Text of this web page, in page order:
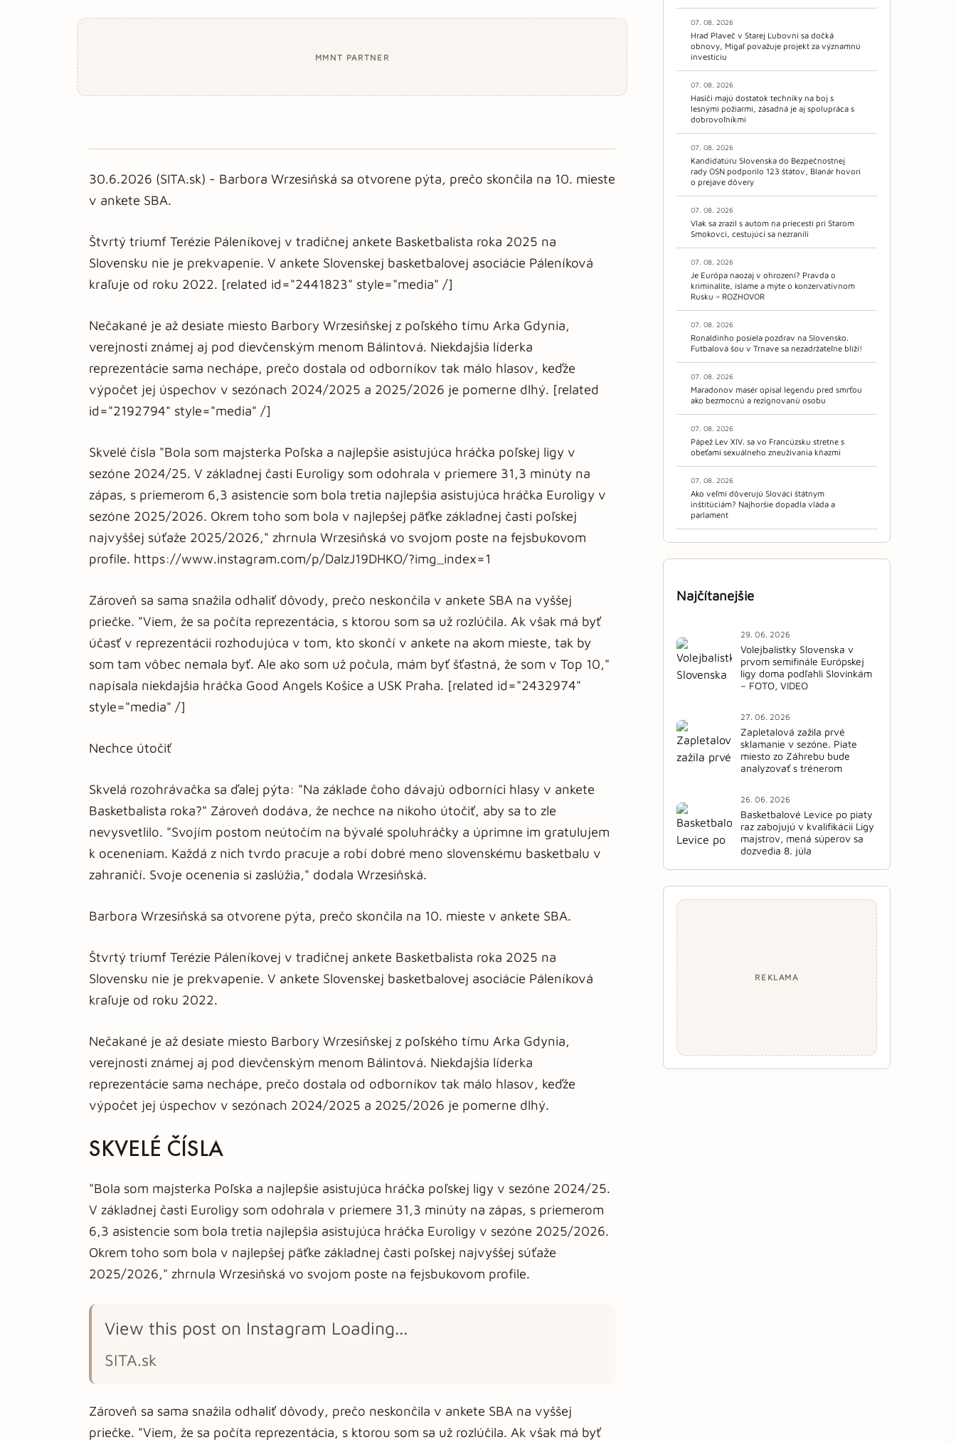
MMNT PARTNER
30.6.2026 (SITA.sk) - Barbora Wrzesiňská sa otvorene pýta, prečo skončila na 10. mieste
v ankete SBA.
Štvrtý triumf Terézie Páleníkovej v tradičnej ankete Basketbalista roka 2025 na
Slovensku nie je prekvapenie. V ankete Slovenskej basketbalovej asociácie Páleníková
kraľuje od roku 2022. [related id="2441823" style="media" /]
Nečakané je až desiate miesto Barbory Wrzesiňskej z poľského tímu Arka Gdynia,
verejnosti známej aj pod dievčenským menom Bálintová. Niekdajšia líderka
reprezentácie sama nechápe, prečo dostala od odborníkov tak málo hlasov, keďže
výpočet jej úspechov v sezónach 2024/2025 a 2025/2026 je pomerne dlhý. [related
id="2192794" style="media" /]
Skvelé čísla "Bola som majsterka Poľska a najlepšie asistujúca hráčka poľskej ligy v
sezóne 2024/25. V základnej časti Euroligy som odohrala v priemere 31,3 minúty na
zápas, s priemerom 6,3 asistencie som bola tretia najlepšia asistujúca hráčka Euroligy v
sezóne 2025/2026. Okrem toho som bola v najlepšej päťke základnej časti poľskej
najvyššej súťaže 2025/2026," zhrnula Wrzesiňská vo svojom poste na fejsbukovom
profile. https://www.instagram.com/p/DaIzJ19DHKO/?img_index=1
Zároveň sa sama snažila odhaliť dôvody, prečo neskončila v ankete SBA na vyššej
priečke. "Viem, že sa počíta reprezentácia, s ktorou som sa už rozlúčila. Ak však má byť
účasť v reprezentácii rozhodujúca v tom, kto skončí v ankete na akom mieste, tak by
som tam vôbec nemala byť. Ale ako som už počula, mám byť šťastná, že som v Top 10,"
napísala niekdajšia hráčka Good Angels Košice a USK Praha. [related id="2432974"
style="media" /]
Nechce útočiť
Skvelá rozohrávačka sa ďalej pýta: "Na základe čoho dávajú odborníci hlasy v ankete
Basketbalista roka?" Zároveň dodáva, že nechce na nikoho útočiť, aby sa to zle
nevysvetlilo. "Svojím postom neútočím na bývalé spoluhráčky a úprimne im gratulujem
k oceneniam. Každá z nich tvrdo pracuje a robí dobré meno slovenskému basketbalu v
zahraničí. Svoje ocenenia si zaslúžia," dodala Wrzesiňská.
Barbora Wrzesiňská sa otvorene pýta, prečo skončila na 10. mieste v ankete SBA.
Štvrtý triumf Terézie Páleníkovej v tradičnej ankete Basketbalista roka 2025 na
Slovensku nie je prekvapenie. V ankete Slovenskej basketbalovej asociácie Páleníková
kraľuje od roku 2022.
Nečakané je až desiate miesto Barbory Wrzesiňskej z poľského tímu Arka Gdynia,
verejnosti známej aj pod dievčenským menom Bálintová. Niekdajšia líderka
reprezentácie sama nechápe, prečo dostala od odborníkov tak málo hlasov, keďže
výpočet jej úspechov v sezónach 2024/2025 a 2025/2026 je pomerne dlhý.
SKVELÉ ČÍSLA
"Bola som majsterka Poľska a najlepšie asistujúca hráčka poľskej ligy v sezóne 2024/25.
V základnej časti Euroligy som odohrala v priemere 31,3 minúty na zápas, s priemerom
6,3 asistencie som bola tretia najlepšia asistujúca hráčka Euroligy v sezóne 2025/2026.
Okrem toho som bola v najlepšej päťke základnej časti poľskej najvyššej súťaže
2025/2026," zhrnula Wrzesiňská vo svojom poste na fejsbukovom profile.
View this post on Instagram Loading...
SITA.sk
Zároveň sa sama snažila odhaliť dôvody, prečo neskončila v ankete SBA na vyššej
priečke. "Viem, že sa počíta reprezentácia, s ktorou som sa už rozlúčila. Ak však má byť
07. 08. 2026
Hrad Plaveč v Starej Ľubovni sa dočká
obnovy, Migaľ považuje projekt za významnú
investíciu
07. 08. 2026
Hasiči majú dostatok techniky na boj s
lesnými požiarmi, zásadná je aj spolupráca s
dobrovoľníkmi
07. 08. 2026
Kandidatúru Slovenska do Bezpečnostnej
rady OSN podporilo 123 štátov, Blanár hovorí
o prejave dôvery
07. 08. 2026
Vlak sa zrazil s autom na priecestí pri Starom
Smokovci, cestujúci sa nezranili
07. 08. 2026
Je Európa naozaj v ohrození? Pravda o
kriminalite, islame a mýte o konzervatívnom
Rusku – ROZHOVOR
07. 08. 2026
Ronaldinho posiela pozdrav na Slovensko.
Futbalová šou v Trnave sa nezadržateľne blíži!
07. 08. 2026
Maradonov masér opísal legendu pred smrťou
ako bezmocnú a rezignovanú osobu
07. 08. 2026
Pápež Lev XIV. sa vo Francúzsku stretne s
obeťami sexuálneho zneužívania kňazmi
07. 08. 2026
Ako veľmi dôverujú Slováci štátnym
inštitúciám? Najhoršie dopadla vláda a
parlament
Najčítanejšie
29. 06. 2026
Volejbalistky Slovenska v
prvom semifinále Európskej
ligy doma podľahli Slovinkám
– FOTO, VIDEO
27. 06. 2026
Zapletalová zažila prvé
sklamanie v sezóne. Piate
miesto zo Záhrebu bude
analyzovať s trénerom
26. 06. 2026
Basketbalové Levice po piaty
raz zabojujú v kvalifikácii Ligy
majstrov, mená súperov sa
dozvedia 8. júla
REKLAMA